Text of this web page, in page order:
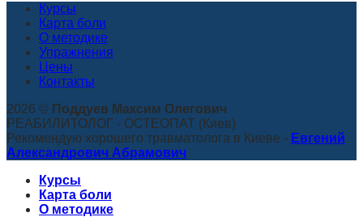
Курсы
Карта боли
О методике
Упражнения
Цены
Контакты
2026 © Поддуев Максим Олегович
РЕАБИЛИТОЛОГ - ОСТЕОПАТ (Киев)
Рекомендую хорошего травматолога в Киеве - Евгений
Александрович Абрамович
Курсы
Карта боли
О методике